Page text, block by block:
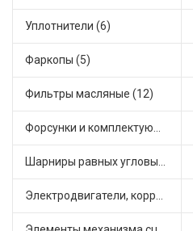
Уплотнители (6)
Фаркопы (5)
Фильтры масляные (12)
Форсунки и комплектующие (1)
Шарниры равных угловых скоростей, приводные валы (1)
Электродвигатели, корректоры и приводы автомобильн (22)